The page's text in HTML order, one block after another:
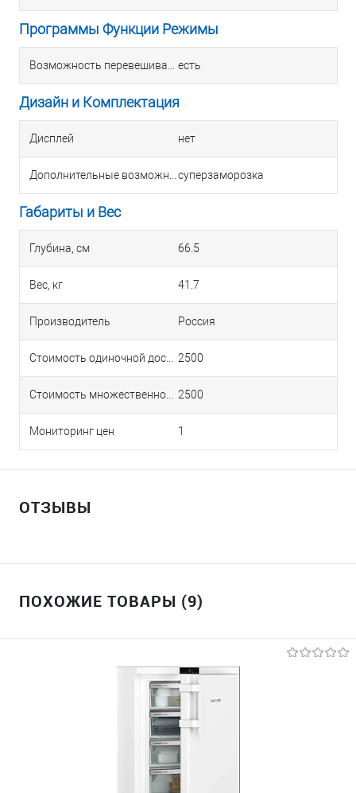
Программы Функции Режимы
Возможность перевешивания двери есть
Дизайн и Комплектация
Дисплей нет
Дополнительные возможностисуперзаморозка
Габариты и Вес
Глубина, см 66.5
Вес, кг 41.7
Производитель Россия
Стоимость одиночной доставки в Краснодаре 2500
Стоимость множественной доставки в Краснодаре 2500
Мониторинг цен 1
ОТЗЫВЫ
ПОХОЖИЕ ТОВАРЫ (9)